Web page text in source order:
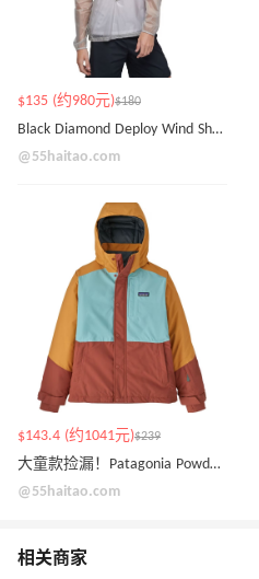
$135 (约980元)$180
Black Diamond Deploy Wind Shell 夹克
@55haitao.com
$143.4 (约1041元)$239
大童款捡漏！Patagonia Powder 夹克外套
@55haitao.com
相关商家